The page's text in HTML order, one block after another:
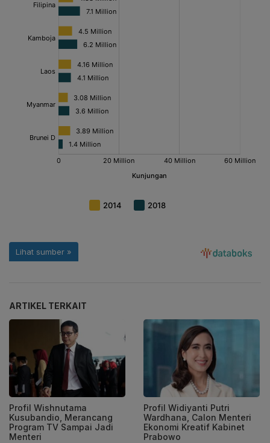
ARTIKEL TERKAIT
Profil Wishnutama
Kusubandio, Merancang
Program TV Sampai Jadi
Menteri
Profil Widiyanti Putri
Wardhana, Calon Menteri
Ekonomi Kreatif Kabinet
Prabowo